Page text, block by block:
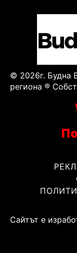
© 2026г. Будна
региона ®
Сайтът е